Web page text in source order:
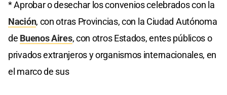
* Aprobar o desechar los convenios celebrados con la
Nación, con otras Provincias, con la Ciudad Autónoma
de Buenos Aires, con otros Estados, entes públicos o
privados extranjeros y organismos internacionales, en
el marco de sus